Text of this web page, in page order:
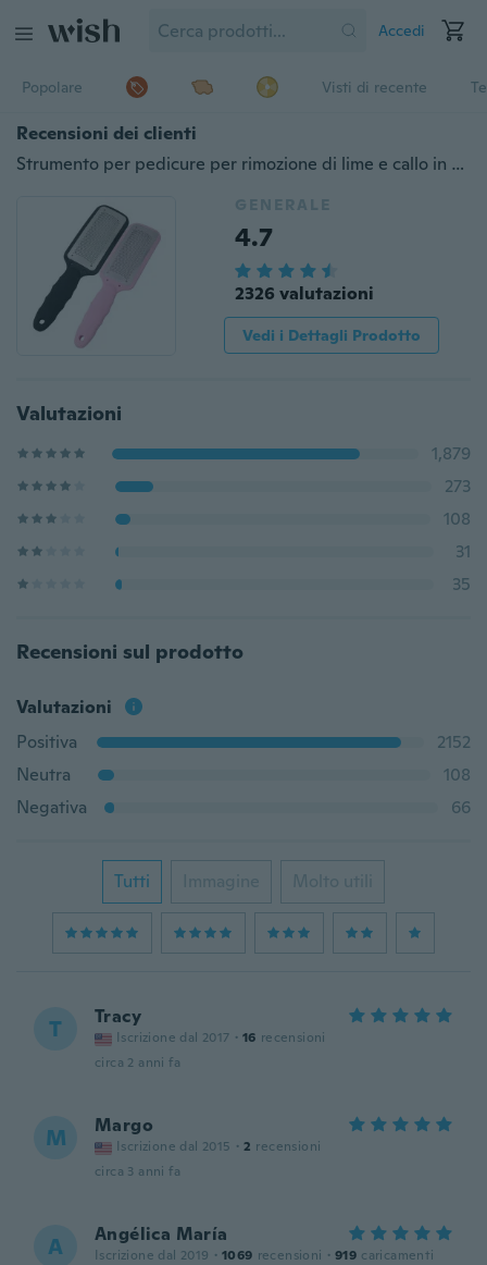
Accedi
Popolare Visti di recente
Recensioni dei clienti
Strumento per pedicure per rimozione di lime e callo in acciaio inossidabile
GENERALE
4.7
2326 valutazioni
Vedi i Dettagli Prodotto
Valutazioni
1,879
273
108
31
35
Recensioni sul prodotto
Valutazioni
Positiva
2152
Neutra
108
Negativa
66
Tutti Immagine Molto utili
T Tracy
Iscrizione dal 2017 · 16 recensioni
circa 2 anni fa
M Margo
Iscrizione dal 2015 · 2 recensioni
circa 3 anni fa
A Angélica María
Iscrizione dal 2019 · 1069 recensioni · 919 caricamenti